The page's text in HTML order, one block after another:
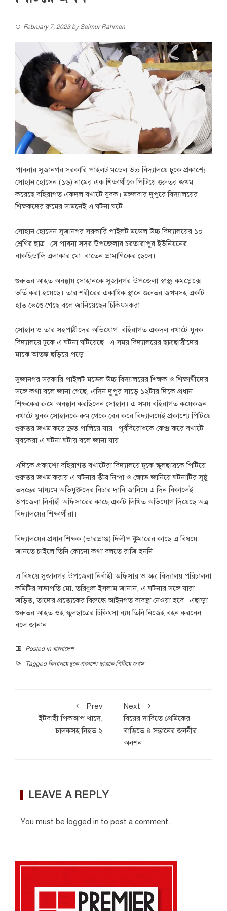
February 7, 2023by Saimur Rahman
পাবনার সুজানগর সরকারি পাইলট মডেল উচ্চ বিদ্যালয়ে ঢুকে প্রকাশ্যে
সোহান হোসেন (১৬) নামের এক শিক্ষার্থীকে পিটিয়ে গুরুতর জখম
করেছে বহিরাগত একদল বখাটে যুবক। মঙ্গলবার দুপুরে বিদ্যালয়ের
শিক্ষকদের রুমের সামনেই এ ঘটনা ঘটে।
সোহান হোসেন সুজানগর সরকারি পাইলট মডেল উচ্চ বিদ্যালয়ের ১০
শ্রেণির ছাত্র। সে পাবনা সদর উপজেলার চরতারাপুর ইউনিয়নের
বাকছিডাঙ্গি এলাকার মো. বাতেন প্রামাণিকের ছেলে।
গুরুতর আহত অবস্থায় সোহানকে সুজানগর উপজেলা স্বাস্থ্য কমপ্লেক্সে
ভর্তি করা হয়েছে। তার শরীরের একাধিক স্থানে গুরুতর জখমসহ একটি
হাত ভেঙে গেছে বলে জানিয়েছেন চিকিৎসকরা।
সোহান ও তার সহপাঠীদের অভিযোগ, বহিরাগত একদল বখাটে যুবক
বিদ্যালয়ে ঢুকে এ ঘটনা ঘটিয়েছে। এ সময় বিদ্যালয়ের ছাত্রছাত্রীদের
মাঝে আতঙ্ক ছড়িয়ে পড়ে।
সুজানগর সরকারি পাইলট মডেল উচ্চ বিদ্যালয়ের শিক্ষক ও শিক্ষার্থীদের
সঙ্গে কথা বলে জানা গেছে, এদিন দুপুর সাড়ে ১২টার দিকে প্রধান
শিক্ষকের রুমে অবস্থান করছিলেন সোহান। এ সময় বহিরাগত কয়েকজন
বখাটে যুবক সোহানকে রুম থেকে বের করে বিদ্যালয়েই প্রকাশ্যে পিটিয়ে
গুরুতর জখম করে দ্রুত পালিয়ে যায়। পূর্ববিরোধকে কেন্দ্র করে বখাটে
যুবকেরা এ ঘটনা ঘটায় বলে জানা যায়।
এদিকে প্রকাশ্যে বহিরাগত বখাটেরা বিদ্যালয়ে ঢুকে স্কুলছাত্রকে পিটিয়ে
গুরুতর জখম করায় এ ঘটনার তীব্র নিন্দা ও ক্ষোভ জানিয়ে ঘটনাটির সুষ্ঠু
তদন্তের মাধ্যমে অভিযুক্তদের বিচার দাবি জানিয়ে এ দিন বিকালেই
উপজেলা নির্বাহী অফিসারের কাছে একটি লিখিত অভিযোগ দিয়েছে অত্র
বিদ্যালয়ের শিক্ষার্থীরা।
বিদ্যালয়ের প্রধান শিক্ষক (ভারপ্রাপ্ত) দিলীপ কুমারের কাছে এ বিষয়ে
জানতে চাইলে তিনি কোনো কথা বলতে রাজি হননি।
এ বিষয়ে সুজানগর উপজেলা নির্বাহী অফিসার ও অত্র বিদ্যালয় পরিচালনা
কমিটির সভাপতি মো. তরিকুল ইসলাম জানান, এ ঘটনার সঙ্গে যারা
জড়িত, তাদের প্রত্যেকের বিরুদ্ধে আইনগত ব্যবস্থা নেওয়া হবে। এছাড়া
গুরুতর আহত ওই স্কুলছাত্রের চিকিৎসা ব্যয় তিনি নিজেই বহন করবেন
বলে জানান।
Posted in বাংলাদেশ
Tagged বিদ্যালয়ে ঢুকে প্রকাশ্যে ছাত্রকে পিটিয়ে জখম
Prev
ইটবাহী পিকআপ খাদে,
চালকসহ নিহত ২
Next
বিয়ের দাবিতে প্রেমিকের
বাড়িতে ৪ সন্তানের জননীর
অনশন
LEAVE A REPLY
You must be logged in to post a comment.